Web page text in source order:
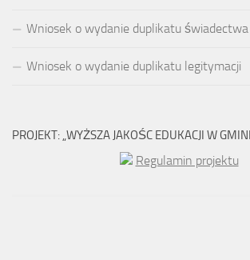
Wniosek o wydanie duplikatu świadectwa
Wniosek o wydanie duplikatu legitymacji
PROJEKT: „WYŻSZA JAKOŚC EDUKACJI W
Regulamin projektu